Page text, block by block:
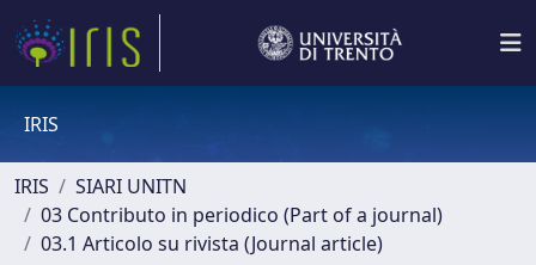
IRIS
IRIS
SIARI UNITN
03 Contributo in periodico (Part of a journal)
03.1 Articolo su rivista (Journal article)